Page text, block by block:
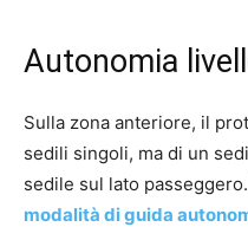
Autonomia
Sulla zona anteriore, il
sedili singoli, ma di un
sedile sul lato
modalità di guida